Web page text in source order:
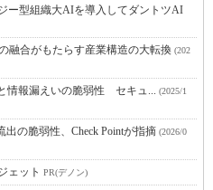
ー型組織大AIを導入してダントツAI
融合がもたらす産業構造の大転換 (202
情報漏えいの脆弱性 セキュ... (2025/1
出の脆弱性、Check Pointが指摘 (2026/0
ェット PR(デノン)